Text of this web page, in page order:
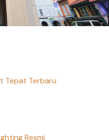
Tepat Terbaru
Resmi